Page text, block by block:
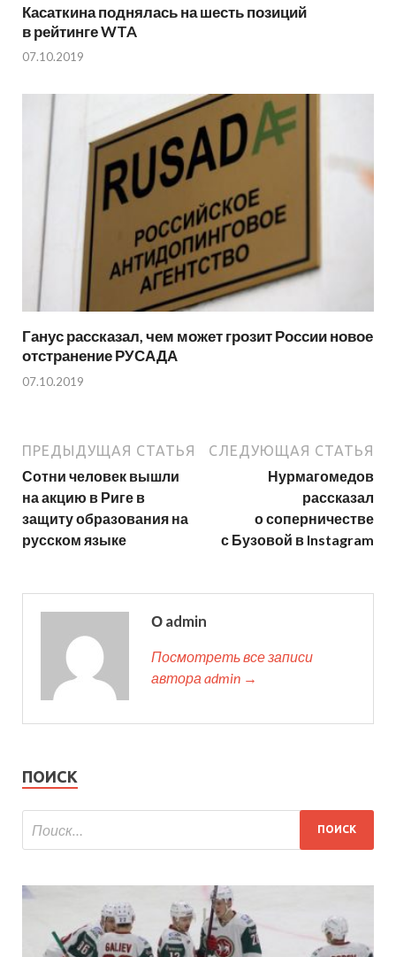
Касаткина поднялась на шесть позиций
в рейтинге WTA
07.10.2019
Ганус рассказал, чем может грозит России новое
отстранение РУСАДА
07.10.2019
ПРЕДЫДУЩАЯ СТАТЬЯ
Сотни человек вышли
на акцию в Риге в
защиту образования на
русском языке
СЛЕДУЮЩАЯ СТАТЬЯ
Нурмагомедов
рассказал
о соперничестве
с Бузовой в Instagram
О admin
Посмотреть все записи
автора admin →
ПОИСК